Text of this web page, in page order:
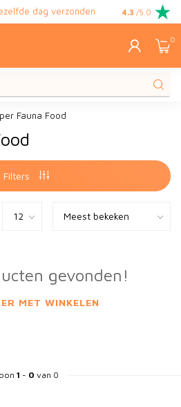
dag verzonden Gratis
4.3 /5.0
0
Fauna Food
Filters
gevonden!
MET WINKELEN
1 - 0 van 0